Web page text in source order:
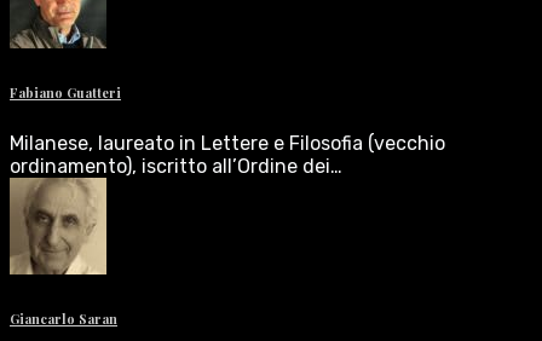
Fabiano Guatteri
Milanese, laureato in Lettere e Filosofia (vecchio
ordinamento), iscritto all’Ordine dei…
Giancarlo Saran